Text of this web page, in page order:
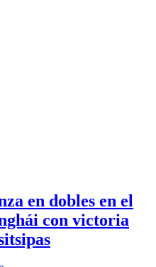
en dobles en el
con victoria